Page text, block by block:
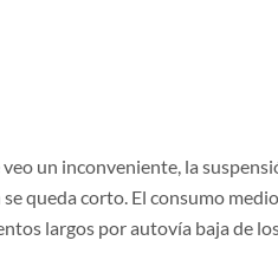
un inconveniente, la
queda corto. El consumo
largos por autovía baja de